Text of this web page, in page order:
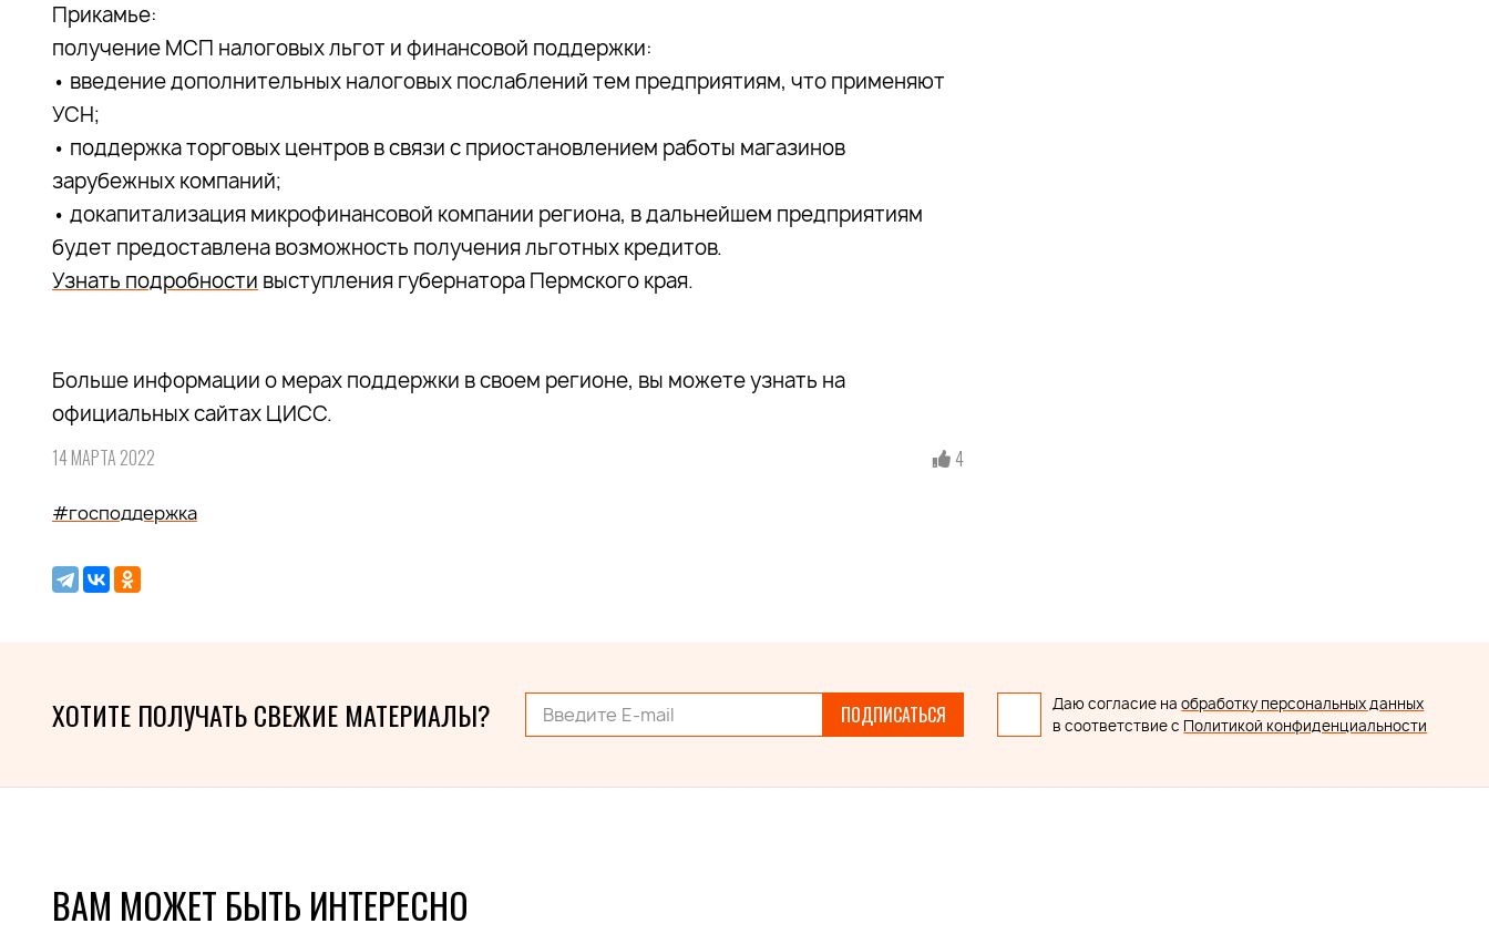
Прикамье:
получение МСП налоговых льгот и финансовой поддержки:
• введение дополнительных налоговых послаблений тем предприятиям, что применяют
УСН;
• поддержка торговых центров в связи с приостановлением работы магазинов
зарубежных компаний;
• докапитализация микрофинансовой компании региона, в дальнейшем предприятиям
будет предоставлена возможность получения льготных кредитов.
Узнать подробности выступления губернатора Пермского края.
Больше информации о мерах поддержки в своем регионе, вы можете узнать на
официальных сайтах ЦИСС.
14 МАРТА 2022 4
#господдержка
ХОТИТЕ ПОЛУЧАТЬ СВЕЖИЕ МАТЕРИАЛЫ? ПОДПИСАТЬСЯ Даю согласие наобработку персональных данных
в соответствие с Политикой конфиденциальности
ВАМ МОЖЕТ БЫТЬ ИНТЕРЕСНО